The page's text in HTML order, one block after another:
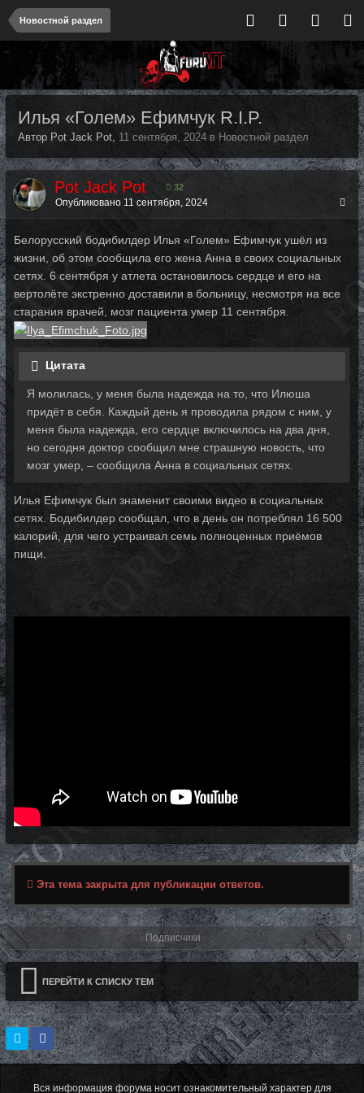
Новостной раздел
Илья «Голем» Ефимчук R.I.P.
Автор Pot Jack Pot, 11 сентября, 2024в Новостной раздел
Pot Jack Pot 32
Опубликовано 11 сентября, 2024
Белорусский бодибилдер Илья «Голем» Ефимчук ушёл из
жизни, об этом сообщила его жена Анна в своих социальных
сетях. 6 сентября у атлета остановилось сердце и его на
вертолёте экстренно доставили в больницу, несмотря на все
старания врачей, мозг пациента умер 11 сентября.
Цитата
Я молилась, у меня была надежда на то, что Илюша
придёт в себя. Каждый день я проводила рядом с ним, у
меня была надежда, его сердце включилось на два дня,
но сегодня доктор сообщил мне страшную новость, что
мозг умер, – сообщила Анна в социальных сетях.
Илья Ефимчук был знаменит своими видео в социальных
сетях. Бодибилдер сообщал, что в день он потреблял 16 500
калорий, для чего устраивал семь полноценных приёмов
пищи.
Эта тема закрыта для публикации ответов.
Подписчики 0
ПЕРЕЙТИ К СПИСКУ ТЕМ
Вся информация форума носит ознакомительный характер для